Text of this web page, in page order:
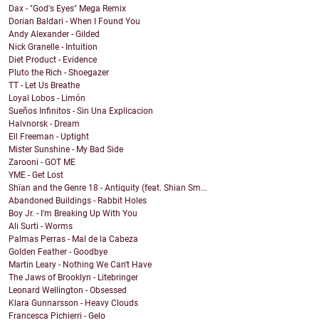
Dax - "God's Eyes" Mega Remix
Dorian Baldari - When I Found You
Andy Alexander - Gilded
Nick Granelle - Intuition
Diet Product - Evidence
Pluto the Rich - Shoegazer
TT - Let Us Breathe
Loyal Lobos - Limón
Sueños Infinitos - Sin Una Explicacion
Halvnorsk - Dream
Ell Freeman - Uptight
Mister Sunshine - My Bad Side
Zarooni - GOT ME
YME - Get Lost
Shïan and the Genre 18 - Antiquity (feat. Shian Sm...
Abandoned Buildings - Rabbit Holes
Boy Jr. - I'm Breaking Up With You
Ali Surti - Worms
Palmas Perras - Mal de la Cabeza
Golden Feather - Goodbye
Martin Leary - Nothing We Can't Have
The Jaws of Brooklyn - Litebringer
Leonard Wellington - Obsessed
Klara Gunnarsson - Heavy Clouds
Francesca Pichierri - Gelo